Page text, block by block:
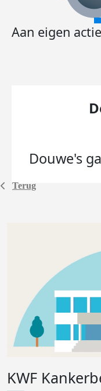
Terug
Aan eigen
Douwe's
KWF